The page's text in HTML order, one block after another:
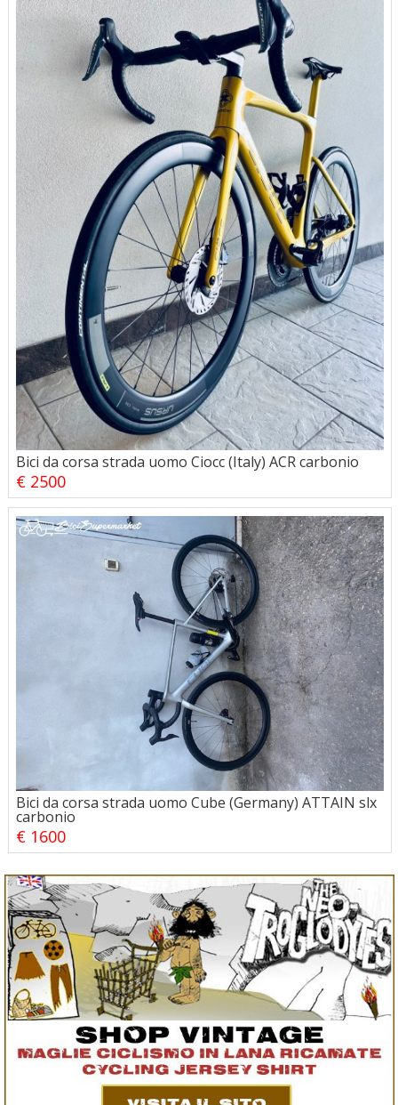
Bici da corsa strada uomo Ciocc (Italy) ACR carbonio
€ 2500
Bici da corsa strada uomo Cube (Germany) ATTAIN slx
carbonio
€ 1600